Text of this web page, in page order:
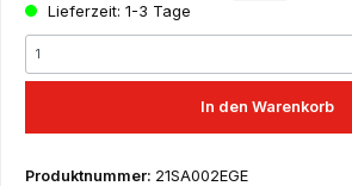
Lieferzeit: 1-3 Tage
In den Warenkorb
Produktnummer: 21SA002EGE